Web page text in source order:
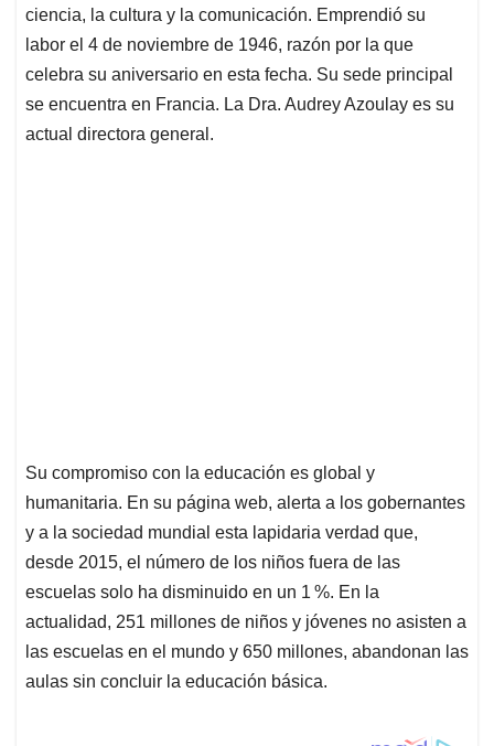
ciencia, la cultura y la comunicación. Emprendió su
labor el 4 de noviembre de 1946, razón por la que
celebra su aniversario en esta fecha. Su sede principal
se encuentra en Francia. La Dra. Audrey Azoulay es su
actual directora general.
Su compromiso con la educación es global y
humanitaria. En su página web, alerta a los gobernantes
y a la sociedad mundial esta lapidaria verdad que,
desde 2015, el número de los niños fuera de las
escuelas solo ha disminuido en un 1 %. En la
actualidad, 251 millones de niños y jóvenes no asisten a
las escuelas en el mundo y 650 millones, abandonan las
aulas sin concluir la educación básica.